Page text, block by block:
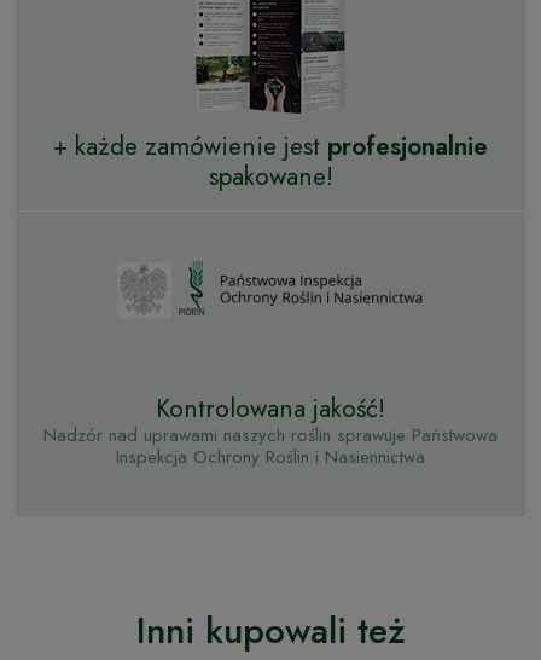
+ każde zamówienie jest profesjonalnie
spakowane!
Kontrolowana jakość!
Nadzór nad uprawami naszych roślin sprawuje Państwowa
Inspekcja Ochrony Roślin i Nasiennictwa
Inni kupowali też